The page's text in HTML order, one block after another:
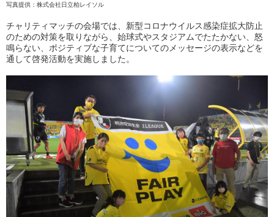
写真提供：株式会社日立柏レイソル
チャリティマッチの会場では、新型コロナウイルス感染症拡大防止
のための対策を取りながら、始球式やスタジアムでたたかない、怒
鳴らない、ポジティブな子育てについてのメッセージの表示などを
通して啓発活動を実施しました。